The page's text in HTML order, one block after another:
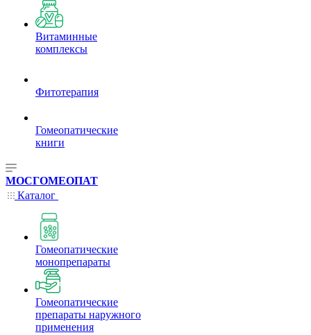
Витаминные
комплексы
Фитотерапия
Гомеопатические
книги
МОСГОМЕОПАТ
Каталог
Гомеопатические
монопрепараты
Гомеопатические
препараты наружного
применения